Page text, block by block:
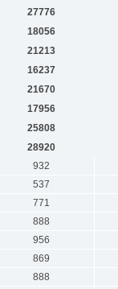
27776
18056
21213
16237
21670
17956
25808
28920
932
537
771
888
956
869
888